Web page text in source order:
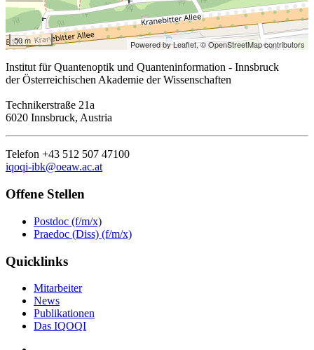
50 m Powered by Leaflet,© OpenStreetMap contributors
Institut für Quantenoptik und Quanteninformation - Innsbruck
der Österreichischen Akademie der Wissenschaften
Technikerstraße 21a
6020 Innsbruck, Austria
Telefon +43 512 507 47100
iqoqi-ibk@oeaw.ac.at
Offene Stellen
Postdoc (f/m/x)
Praedoc (Diss) (f/m/x)
Quicklinks
Mitarbeiter
News
Publikationen
Das IQOQI